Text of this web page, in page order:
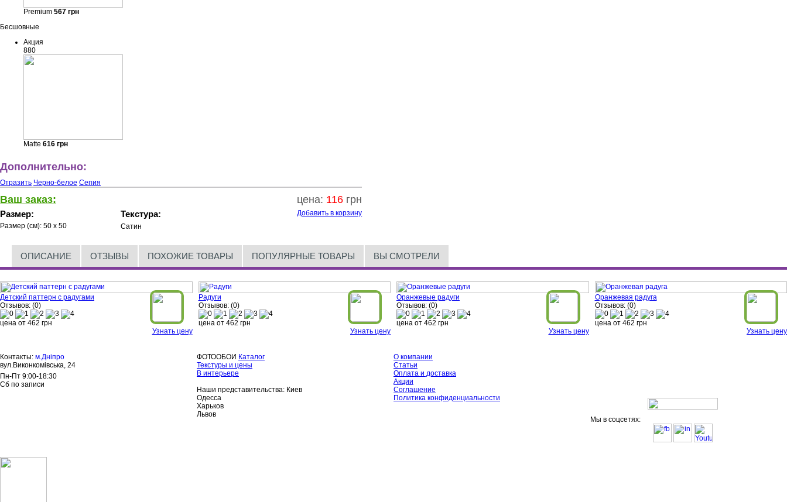
Premium 567 грн
Бесшовные
Акция
880
Matte 616 грн
Дополнительно:
Отразить Черно-белое Сепия
Ваш заказ: цена: 116 грн
Размер:
Размер (см): 50 x 50
Текстура:
Сатин
Добавить в корзину
ОПИСАНИЕ ОТЗЫВЫ ПОХОЖИЕ ТОВАРЫ ПОПУЛЯРНЫЕ ТОВАРЫ ВЫ СМОТРЕЛИ
Детский паттерн с радугами
Отзывов: (0)
цена от 462 грн
Узнать цену
Радуги
Отзывов: (0)
цена от 462 грн
Узнать цену
Оранжевые радуги
Отзывов: (0)
цена от 462 грн
Узнать цену
Оранжевая радуга
Отзывов: (0)
цена от 462 грн
Узнать цену
Контакты: м.Дніпро
вул.Виконкомівська, 24
Пн-Пт 9:00-18:30
Сб по записи
ФОТООБОИ Каталог
Текстуры и цены
В интерьере
Наши представительства: Киев
Одесса
Харьков
Львов
О компании
Статьи
Оплата и доставка
Акции
Соглашение
Политика конфиденциальности
Мы в соцсетях: